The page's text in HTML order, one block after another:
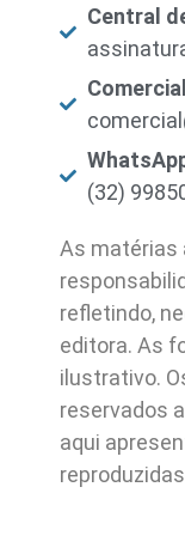
Central
(32)
As matérias
refletindo,
editora. As
ilustrativo.
reservados
aqui